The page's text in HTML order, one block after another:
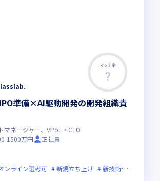
マッチ率
準備×AI駆動開発の開発組織責
マネージャー、VPoE・CTO
1500万円
正社員
ンライン選考可 新規立ち上げ 新技術に積極的